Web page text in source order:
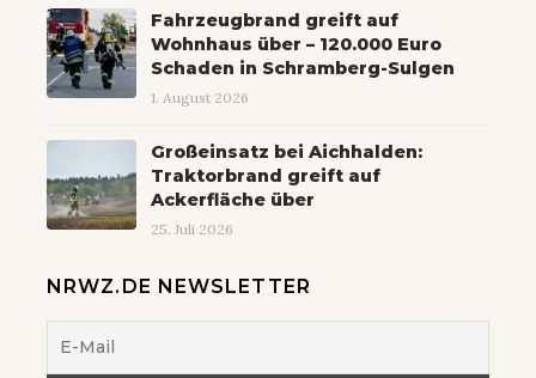
Fahrzeugbrand greift auf
Wohnhaus über – 120.000 Euro
Schaden in Schramberg-Sulgen
1. August 2026
Großeinsatz bei Aichhalden:
Traktorbrand greift auf
Ackerfläche über
25. Juli 2026
NRWZ.DE NEWSLETTER